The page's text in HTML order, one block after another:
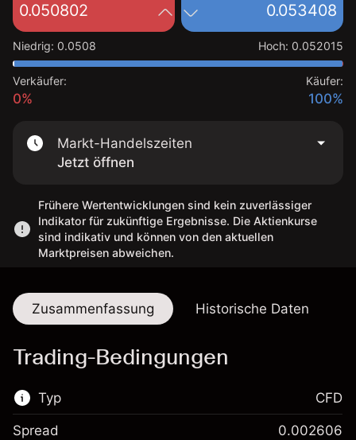
0.050802 0.053408
Niedrig: 0.0508 Hoch: 0.052015
Verkäufer:
0%
Käufer:
100%
Markt-Handelszeiten
Jetzt öffnen
Frühere Wertentwicklungen sind kein zuverlässiger
Indikator für zukünftige Ergebnisse. Die Aktienkurse
sind indikativ und können von den aktuellen
Marktpreisen abweichen.
Zusammenfassung Historische Daten
Trading-Bedingungen
Typ CFD
Spread 0.002606